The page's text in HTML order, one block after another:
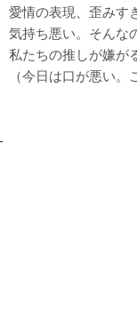
愛情の表現、歪みす
気持ち悪い。そんな
私たちの推しが嫌が
（今日は口が悪い。